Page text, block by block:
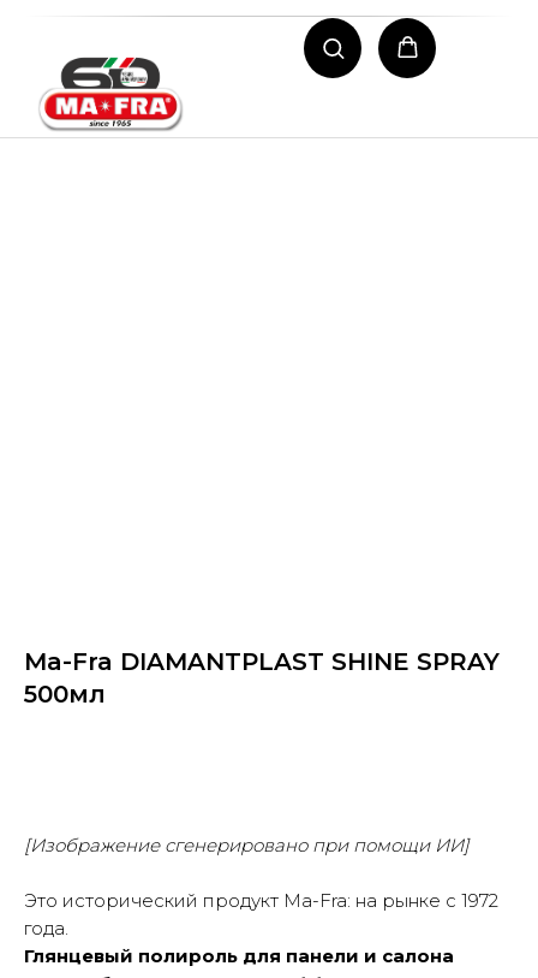
Ma-Fra DIAMANTPLAST SHINE SPRAY
500мл
[Изображение сгенерировано при помощи ИИ]
Это исторический продукт Ma-Fra: на рынке с 1972
года.
Глянцевый полироль для панели и салона